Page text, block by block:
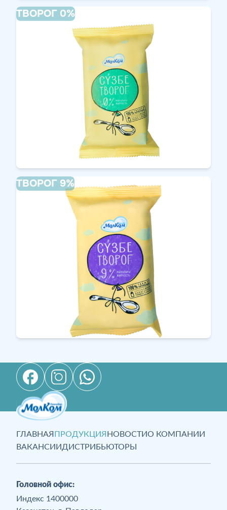
ТВОРОГ 0%
ТВОРОГ 9%
ГЛАВНАЯПРОДУКЦИЯНОВОСТИО КОМПАНИИ
ВАКАНСИИДИСТРИБЬЮТОРЫ
Головной офис:
Индекс 1400000